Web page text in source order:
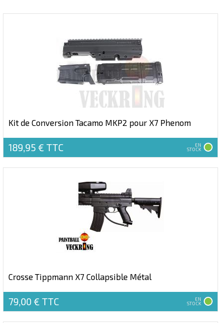
Kit de Conversion Tacamo MKP2 pour X7 Phenom
189,95 € TTC EN
STOCK
Crosse Tippmann X7 Collapsible Métal
79,00 € TTC EN
STOCK